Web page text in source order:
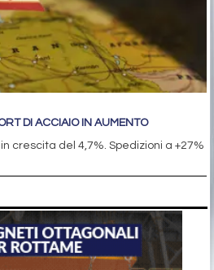
DI ACCIAIO IN AUMENTO
crescita del 4,7%. Spedizioni a +27%